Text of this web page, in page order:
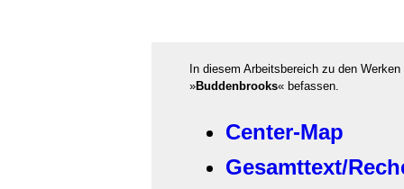
In diesem Arbeitsbereich zu den
»Buddenbrooks« befassen.
Center-Map
Gesamttext/